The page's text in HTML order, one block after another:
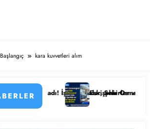
Başlangıç kara kuvvetleri alım
İşte Kadrolar, Şehirler ve Başvuru
Eskişehir Osmangazi